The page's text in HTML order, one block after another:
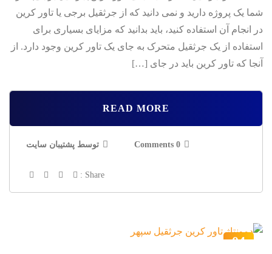
شما یک پروژه دارید و نمی دانید که از جرثقیل برجی یا تاور کرین
در انجام آن استفاده کنید، باید بدانید که مزایای بسیاری برای
استفاده از یک جرثقیل متحرک به جای یک تاور کرین وجود دارد. از
آنجا که تاور کرین باید در جای […]
READ MORE
0 Comments توسط پشتیبان سایت
Share :
04